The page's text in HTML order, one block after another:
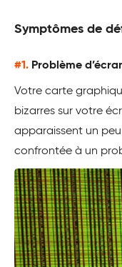
Symptômes de
#1. Problème
Votre carte
bizarres sur votre
apparaissent un
confrontée à un